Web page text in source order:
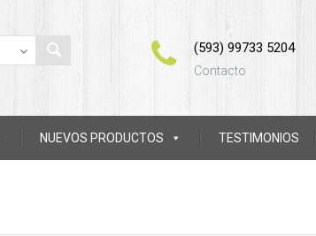
(593) 99733 5204
Contacto
NUEVOS PRODUCTOS TESTIMONIOS